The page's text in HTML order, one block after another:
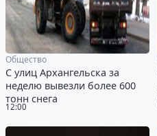
12:00
Общество
С улиц Архангельска за
неделю вывезли более 600
тонн снега